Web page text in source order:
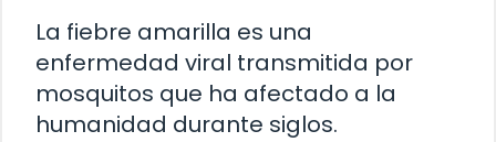
La fiebre amarilla es una
enfermedad viral transmitida por
mosquitos que ha afectado a la
humanidad durante siglos.